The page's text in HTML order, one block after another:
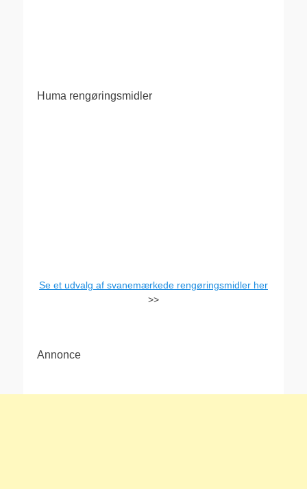
Huma rengøringsmidler
Se et udvalg af svanemærkede rengøringsmidler her
>>
Annonce